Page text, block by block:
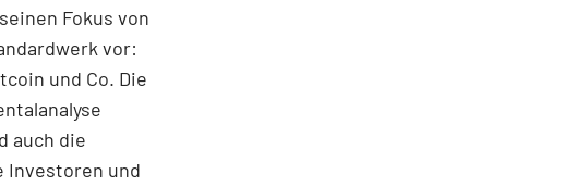
Fokus von
vor:
und Co. Die
auch die
Investoren und